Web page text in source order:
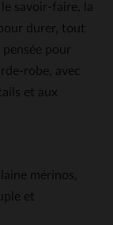
savoir-faire, la
durer, tout
pour
robe, avec
et aux
mérinos,
et